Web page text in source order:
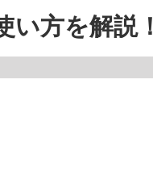
い方を解説